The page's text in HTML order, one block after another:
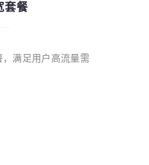
套餐
满足用户高流量需